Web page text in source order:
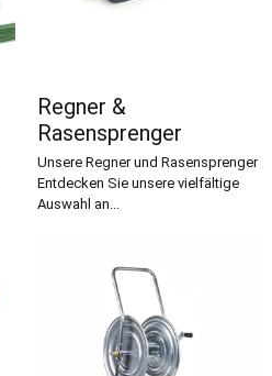
Regner &
Rasensprenger
Unsere Regner und Rasensprenger
Entdecken Sie unsere vielfältige
Auswahl an...